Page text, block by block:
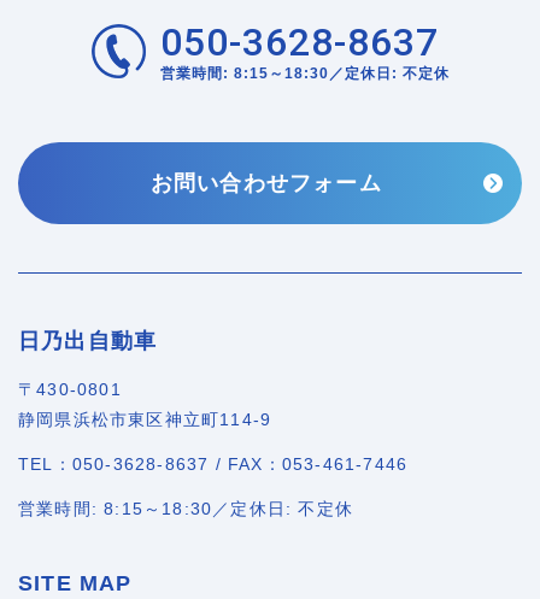
050-3628-8637
営業時間: 8:15～18:30／定休日: 不定休
お問い合わせフォーム
日乃出自動車
〒430-0801
静岡県浜松市東区神立町114-9
TEL：050-3628-8637 / FAX：053-461-7446
営業時間: 8:15～18:30／定休日: 不定休
SITE MAP